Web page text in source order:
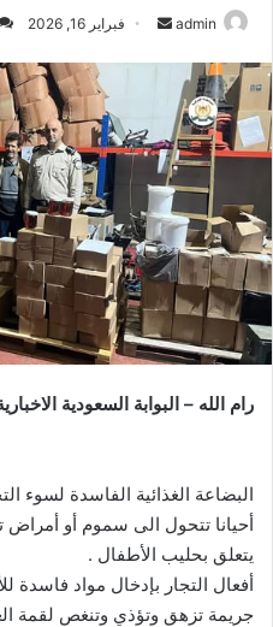
admin
أرسل فبراير 16, 2026
رام الله – البوابة السعودية
البضاعة الغذائية الفاسدة لسوء
أحيانا تتحول الى سموم أو أمراض
يتعلق بحليب الأطفال .
أفعال التجار بإدخال مواد فاسدة
جريمة تزهق وتؤذي وتنغص لقمة